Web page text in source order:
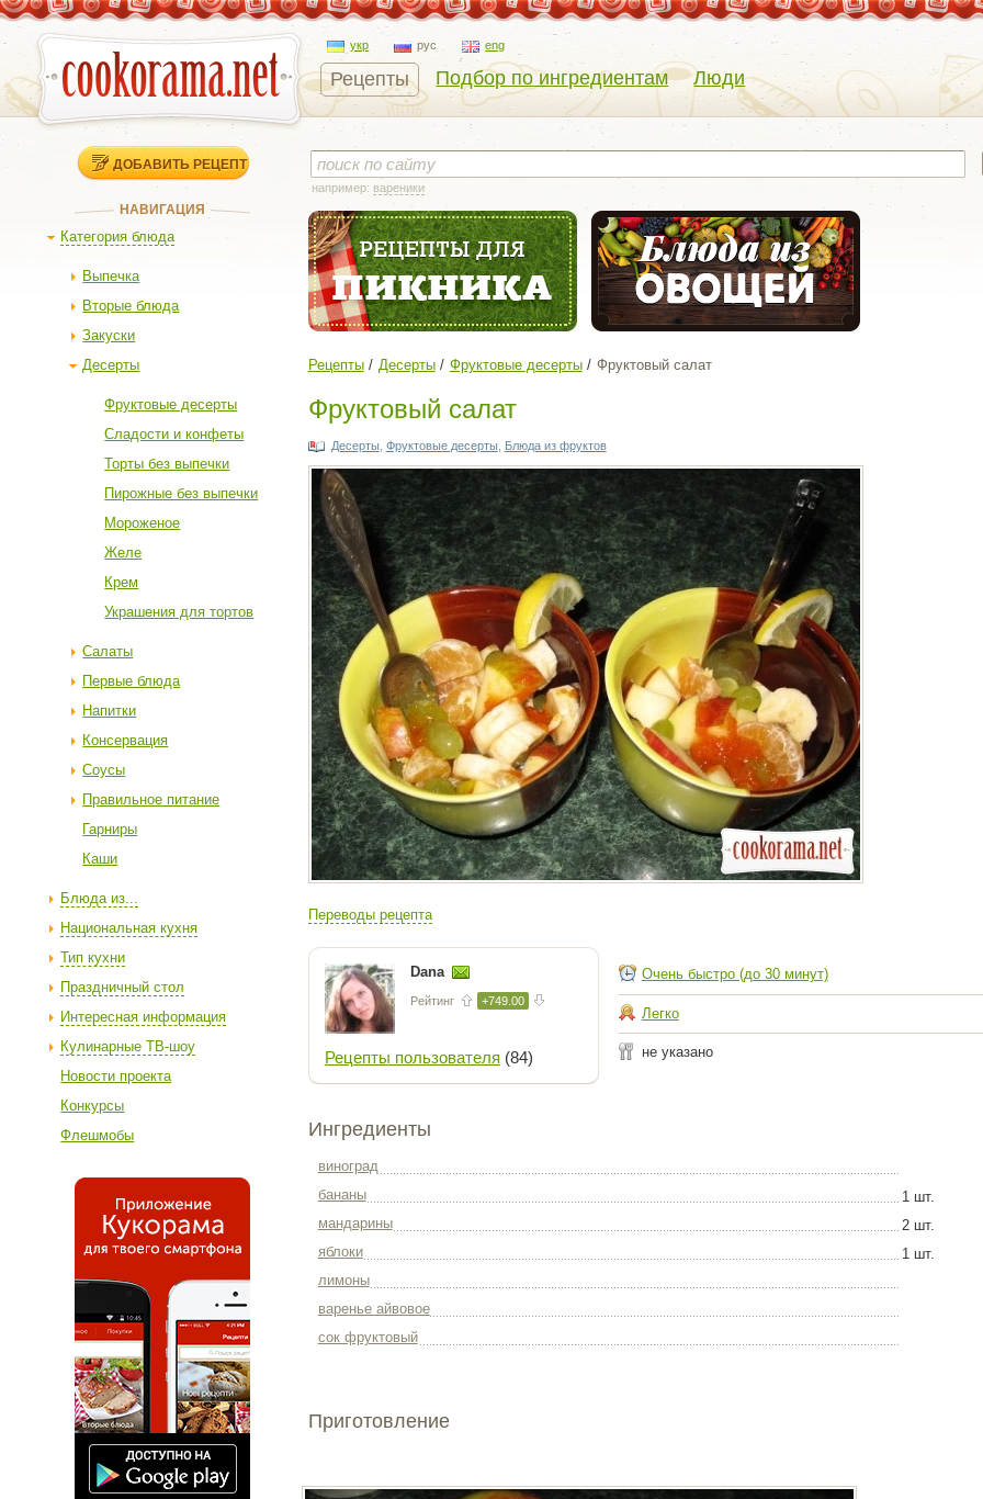
укр рус eng
Рецепты Подбор по ингредиентам Люди
ДОБАВИТЬ РЕЦЕПТ
НАВИГАЦИЯ
Категория блюда
Выпечка
Вторые блюда
Закуски
Десерты
Фруктовые десерты
Сладости и конфеты
Торты без выпечки
Пирожные без выпечки
Мороженое
Желе
Крем
Украшения для тортов
Салаты
Первые блюда
Напитки
Консервация
Соусы
Правильное питание
Гарниры
Каши
Блюда из...
Национальная кухня
Тип кухни
Праздничный стол
Интересная информация
Кулинарные ТВ-шоу
Новости проекта
Конкурсы
Флешмобы
например: вареники
Рецепты Десерты Фруктовые десерты Фруктовый салат
Фруктовый салат
Десерты Фруктовые десерты Блюда из фруктов
Переводы рецепта
Dana
Рейтинг +749.00
Рецепты пользователя (84)
Очень быстро (до 30 минут)
Легко
не указано
Ингредиенты
виноград
бананы
1 шт.
мандарины
2 шт.
яблоки
1 шт.
лимоны
варенье айвовое
сок фруктовый
Приготовление